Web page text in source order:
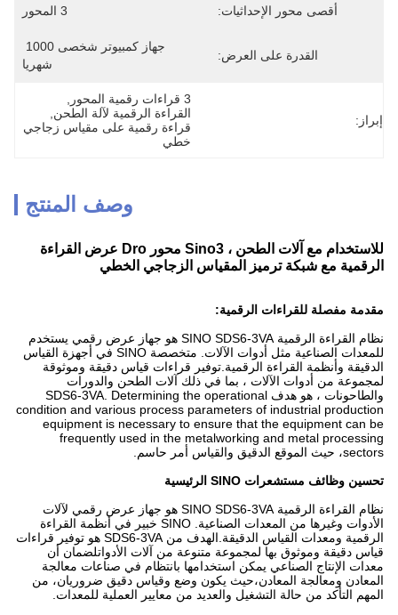
أقصى محور الإحداثيات: 3 المحور
القدرة على العرض:
شهريا
إبراز:
3 قراءات رقمية المحور
القراءة الرقمية لآلة الطحن
خطي
وصف المنتج
للاستخدام مع آلات الطحن ، Sino3 محور Dro عرض القراءة
الرقمية مع شبكة ترميز المقياس الزجاجي الخطي
مقدمة مفصلة للقراءات الرقمية:
نظام القراءة الرقمية SINO SDS6-3VA هو جهاز عرض رقمي يستخدم
للمعدات الصناعية مثل أدوات الآلات. متخصصة SINO في أجهزة القياس
الدقيقة وأنظمة القراءة الرقمية.توفير قراءات قياس دقيقة وموثوقة
لمجموعة من أدوات الآلات ، بما في ذلك آلات الطحن والدورات
والطاحونات ، هو هدف SDS6-3VA. Determining the operational
condition and various process parameters of industrial production
equipment is necessary to ensure that the equipment can be
frequently used in the metalworking and metal processing
sectors، حيث الموقع الدقيق والقياس أمر حاسم.
تحسين وظائف مستشعرات SINO الرئيسية
نظام القراءة الرقمية SINO SDS6-3VA هو جهاز عرض رقمي لآلات
الأدوات وغيرها من المعدات الصناعية. SINO خبير في أنظمة القراءة
الرقمية ومعدات القياس الدقيقة.الهدف من SDS6-3VA هو توفير قراءات
قياس دقيقة وموثوق بها لمجموعة متنوعة من آلات الأدواتلضمان أن
معدات الإنتاج الصناعي يمكن استخدامها بانتظام في صناعات معالجة
المعادن ومعالجة المعادن،حيث يكون وضع وقياس دقيق ضروريان، من
المهم التأكد من حالة التشغيل والعديد من معايير العملية للمعدات.